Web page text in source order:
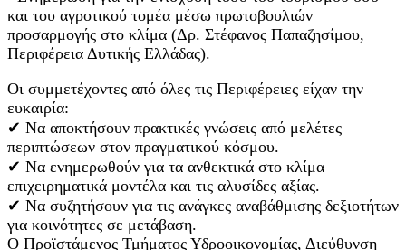
και του αγροτικού τομέα μέσω πρωτοβουλιών
προσαρμογής στο κλίμα (Δρ. Στέφανος Παπαζησίμου,
Περιφέρεια Δυτικής Ελλάδας).
Οι συμμετέχοντες από όλες τις Περιφέρειες είχαν την
ευκαιρία:
✔ Να αποκτήσουν πρακτικές γνώσεις από μελέτες
περιπτώσεων στον πραγματικού κόσμου.
✔ Να ενημερωθούν για τα ανθεκτικά στο κλίμα
επιχειρηματικά μοντέλα και τις αλυσίδες αξίας.
✔ Να συζητήσουν για τις ανάγκες αναβάθμισης δεξιοτήτων
για κοινότητες σε μετάβαση.
Ο Προϊστάμενος Τμήματος Υδροοικονομίας, Διεύθυνση